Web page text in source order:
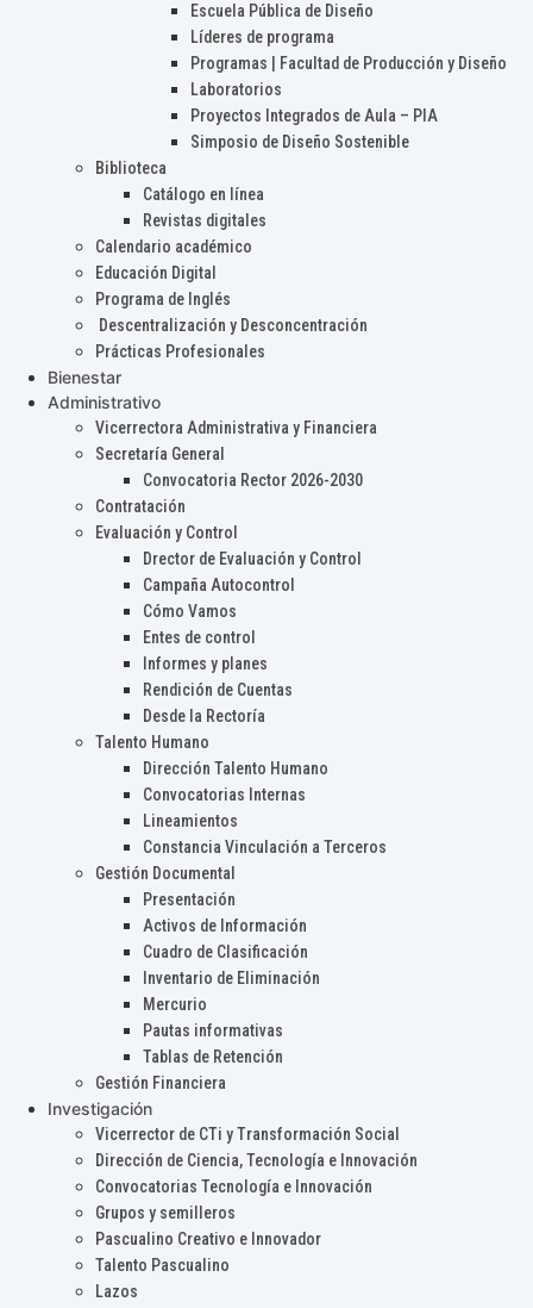
Escuela Pública de Diseño
Líderes de programa
Programas | Facultad de Producción y Diseño
Laboratorios
Proyectos Integrados de Aula – PIA
Simposio de Diseño Sostenible
Biblioteca
Catálogo en línea
Revistas digitales
Calendario académico
Educación Digital
Programa de Inglés
Descentralización y Desconcentración
Prácticas Profesionales
Bienestar
Administrativo
Vicerrectora Administrativa y Financiera
Secretaría General
Convocatoria Rector 2026-2030
Contratación
Evaluación y Control
Drector de Evaluación y Control
Campaña Autocontrol
Cómo Vamos
Entes de control
Informes y planes
Rendición de Cuentas
Desde la Rectoría
Talento Humano
Dirección Talento Humano
Convocatorias Internas
Lineamientos
Constancia Vinculación a Terceros
Gestión Documental
Presentación
Activos de Información
Cuadro de Clasificación
Inventario de Eliminación
Mercurio
Pautas informativas
Tablas de Retención
Gestión Financiera
Investigación
Vicerrector de CTi y Transformación Social
Dirección de Ciencia, Tecnología e Innovación
Convocatorias Tecnología e Innovación
Grupos y semilleros
Pascualino Creativo e Innovador
Talento Pascualino
Lazos